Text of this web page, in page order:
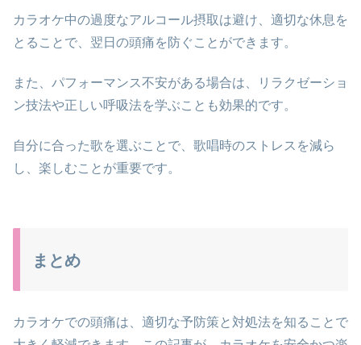
カラオケ中の過度なアルコール摂取は避け、適切な休息を
とることで、翌日の頭痛を防ぐことができます。
また、パフォーマンス不安がある場合は、リラクゼーショ
ン技法や正しい呼吸法を学ぶことも効果的です。
自分に合った歌を選ぶことで、歌唱時のストレスを減ら
し、楽しむことが重要です。
まとめ
カラオケでの頭痛は、適切な予防策と対処法を知ることで